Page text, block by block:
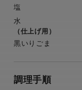
塩
水
（仕上げ用）
黒いりごま
調理手順